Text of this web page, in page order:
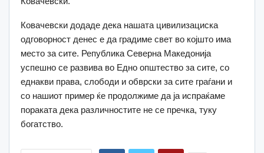
Ковачевски додаде дека нашата цивилизациска
одговорност денес е да градиме свет во којшто има
место за сите. Република Северна Македонија
успешно се развива во Едно општество за сите, со
еднакви права, слободи и обврски за сите граѓани и
со нашиот пример ќе продолжиме да ја испраќаме
пораката дека различностите не се пречка, туку
богатство.